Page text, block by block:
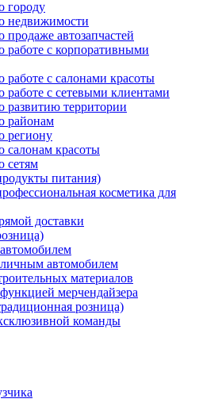
городу
недвижимости
продаже автозапчастей
работе с корпоративными
работе с салонами красоты
работе с сетевыми клиентами
развитию территории
районам
региону
салонам красоты
сетям
питания)
косметика для
доставки
личным автомобилем
материалов
мерчендайзера
розница)
команды